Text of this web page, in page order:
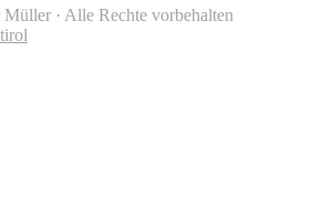
· Alle Rechte vorbehalten